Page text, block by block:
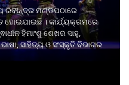
ରବୀନ୍ଦ୍ର ମଣ୍ଡପଠାରେ
। କାର୍ଯ୍ୟକ୍ରମରେ
ହିମାଂଶୁ ଶେଖର ସାହୁ,
ସାହିତ୍ୟ ଓ ସଂସ୍କୃତି ବିଭାଗର